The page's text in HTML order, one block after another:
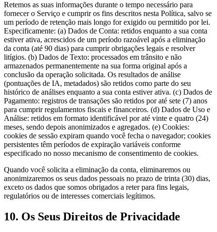
Retemos as suas informações durante o tempo necessário para
fornecer o Serviço e cumprir os fins descritos nesta Política, salvo se
um período de retenção mais longo for exigido ou permitido por lei.
Especificamente: (a) Dados de Conta: retidos enquanto a sua conta
estiver ativa, acrescidos de um período razoável após a eliminação
da conta (até 90 dias) para cumprir obrigações legais e resolver
litígios. (b) Dados de Texto: processados em trânsito e não
armazenados permanentemente na sua forma original após a
conclusão da operação solicitada. Os resultados de análise
(pontuações de IA, metadados) são retidos como parte do seu
histórico de análises enquanto a sua conta estiver ativa. (c) Dados de
Pagamento: registros de transações são retidos por até sete (7) anos
para cumprir regulamentos fiscais e financeiros. (d) Dados de Uso e
Análise: retidos em formato identificável por até vinte e quatro (24)
meses, sendo depois anonimizados e agregados. (e) Cookies:
cookies de sessão expiram quando você fecha o navegador; cookies
persistentes têm períodos de expiração variáveis conforme
especificado no nosso mecanismo de consentimento de cookies.
Quando você solicita a eliminação da conta, eliminaremos ou
anonimizaremos os seus dados pessoais no prazo de trinta (30) dias,
exceto os dados que somos obrigados a reter para fins legais,
regulatórios ou de interesses comerciais legítimos.
10. Os Seus Direitos de Privacidade